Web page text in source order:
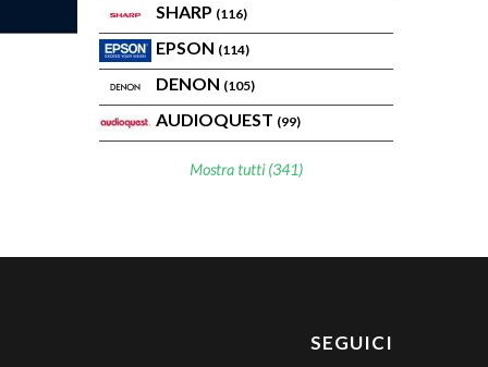
SHARP (116)
EPSON (114)
DENON (105)
AUDIOQUEST (99)
Mostra tutti (341)
SEGUICI